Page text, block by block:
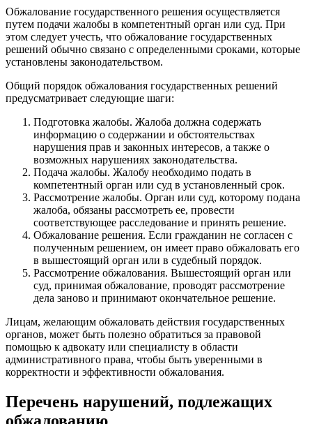
Обжалование государственного решения осуществляется
путем подачи жалобы в компетентный орган или суд. При
этом следует учесть, что обжалование государственных
решений обычно связано с определенными сроками, которые
установлены законодательством.
Общий порядок обжалования государственных решений
предусматривает следующие шаги:
Подготовка жалобы. Жалоба должна содержать
информацию о содержании и обстоятельствах
нарушения прав и законных интересов, а также о
возможных нарушениях законодательства.
Подача жалобы. Жалобу необходимо подать в
компетентный орган или суд в установленный срок.
Рассмотрение жалобы. Орган или суд, которому подана
жалоба, обязаны рассмотреть ее, провести
соответствующее расследование и принять решение.
Обжалование решения. Если гражданин не согласен с
полученным решением, он имеет право обжаловать его
в вышестоящий орган или в судебный порядок.
Рассмотрение обжалования. Вышестоящий орган или
суд, принимая обжалование, проводят рассмотрение
дела заново и принимают окончательное решение.
Лицам, желающим обжаловать действия государственных
органов, может быть полезно обратиться за правовой
помощью к адвокату или специалисту в области
административного права, чтобы быть уверенными в
корректности и эффективности обжалования.
Перечень нарушений, подлежащих